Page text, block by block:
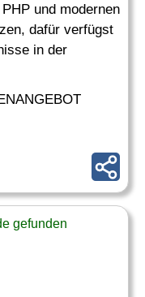
und modernen
dafür verfügst
in der
gefunden